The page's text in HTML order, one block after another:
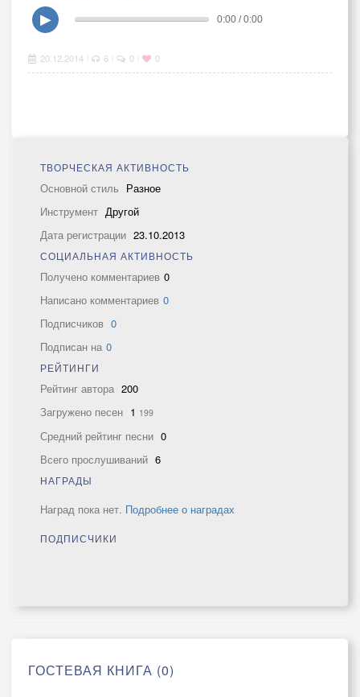
▶
0:00 / 0:00
20.12.2014 6 0 0
ТВОРЧЕСКАЯ АКТИВНОСТЬ
Основной стиль Разное
Инструмент Другой
Дата регистрации 23.10.2013
СОЦИАЛЬНАЯ АКТИВНОСТЬ
Получено комментариев 0
Написано комментариев 0
Подписчиков 0
Подписан на 0
РЕЙТИНГИ
Рейтинг автора 200
Загружено песен 1 199
Средний рейтинг песни 0
Всего прослушиваний 6
НАГРАДЫ
Наград пока нет. Подробнее о наградах
ПОДПИСЧИКИ
ГОСТЕВАЯ КНИГА (0)